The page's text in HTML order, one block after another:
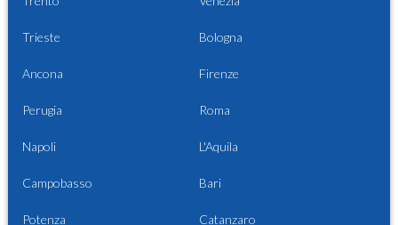
Trieste Bologna
Ancona Firenze
Perugia Roma
Napoli L'Aquila
Campobasso Bari
Potenza Catanzaro